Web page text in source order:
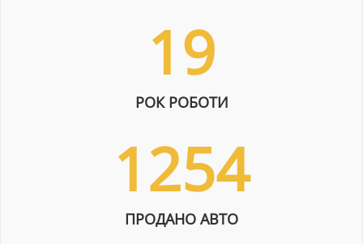
19
РОК РОБОТИ
1254
ПРОДАНО АВТО